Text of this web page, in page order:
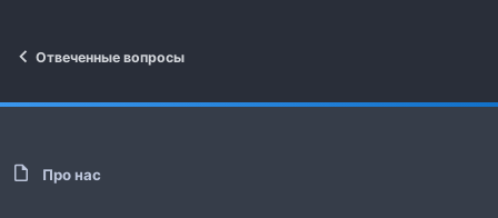
Отвеченные вопросы
Про нас